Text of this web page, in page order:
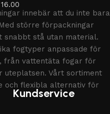
innebär att du inte bara
större förpackningar
snabbt stå utan material.
fogtyper anpassade för
från vattentäta fogar för
Vårt sortiment
och flexibla alternativ för
Kundservice